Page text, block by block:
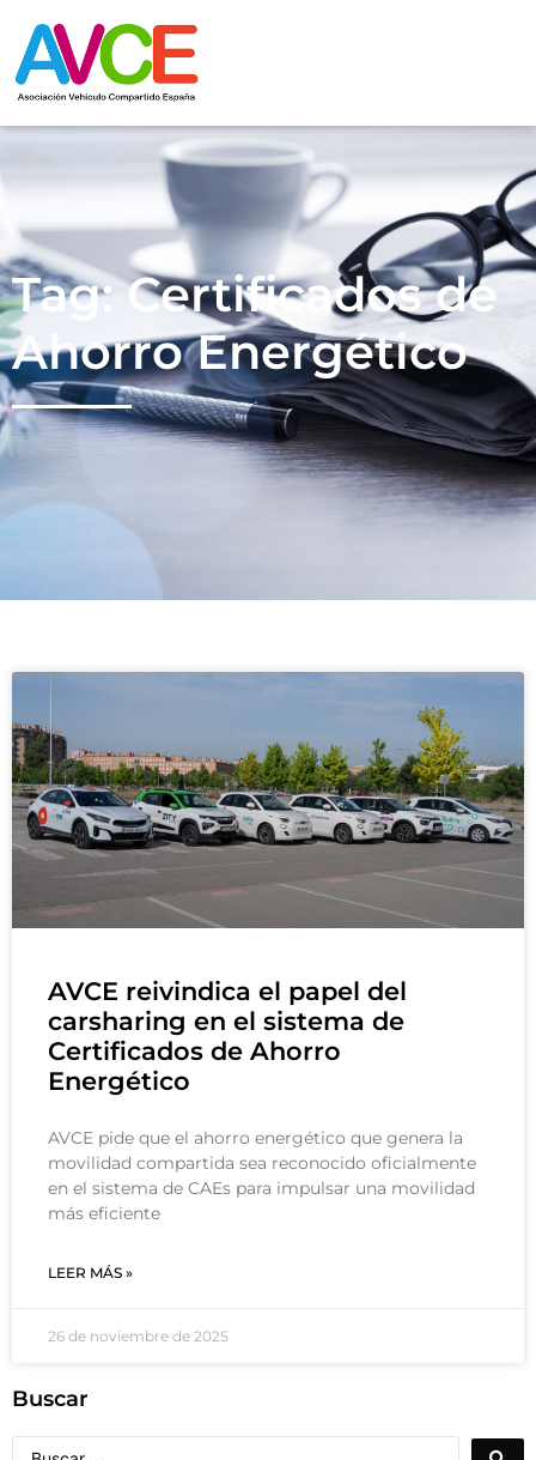
Tag: Certificados de
Ahorro Energético
AVCE reivindica el papel del
carsharing en el sistema de
Certificados de Ahorro
Energético
AVCE pide que el ahorro energético que genera la
movilidad compartida sea reconocido oficialmente
en el sistema de CAEs para impulsar una movilidad
más eficiente
LEER MÁS »
26 de noviembre de 2025
Buscar